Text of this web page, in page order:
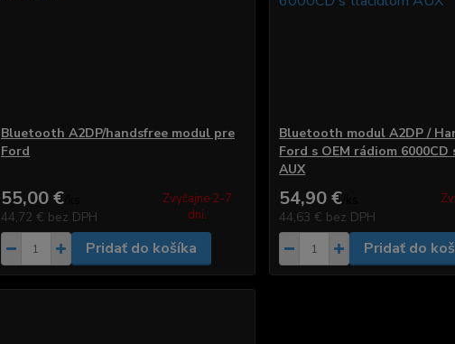
Bluetooth A2DP/handsfree modul pre
Ford
55,00 €/
44,72 € bez DPH
Zvyčajne 2-7
dni.
Pridať do košíka
Bluetooth modul A2DP /
Ford s OEM rádiom
AUX
54,90 €
44,63 € bez DPH
Pridať do